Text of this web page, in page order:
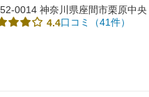
0014 神奈川県座間市栗原中央
4.4口コミ（41件）